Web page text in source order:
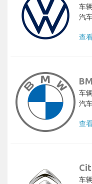
车
汽
查
车
汽
查
车